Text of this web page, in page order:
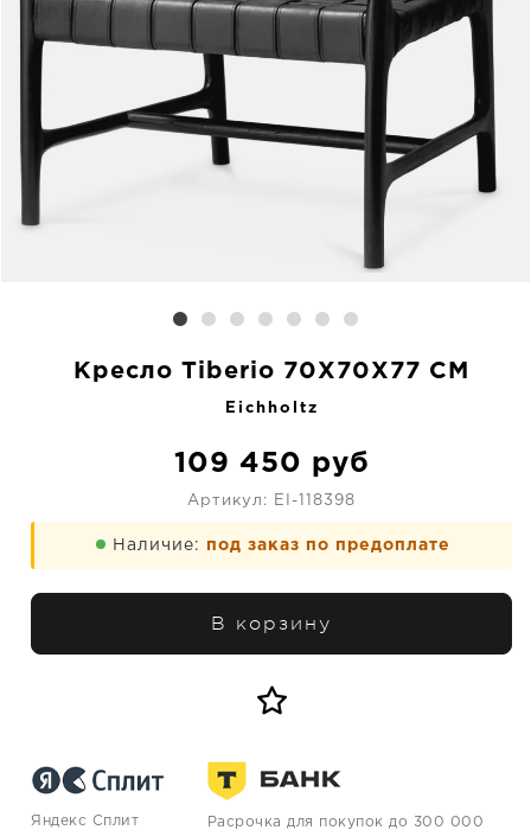
Кресло Tiberio 70X70X77 CM
Eichholtz
109 450 руб
Артикул: EI-118398
Наличие: под заказ по предоплате
В корзину
Яндекс Сплит
Расрочка для покупок до 300 000